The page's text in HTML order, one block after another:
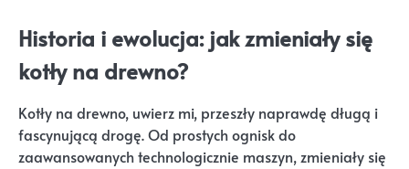
Historia i ewolucja: jak zmieniały się
kotły na drewno?
Kotły na drewno, uwierz mi, przeszły naprawdę długą i
fascynującą drogę. Od prostych ognisk do
zaawansowanych technologicznie maszyn, zmieniały się